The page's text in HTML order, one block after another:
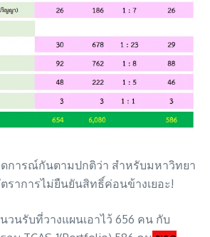
การณ์กันตามปกติว่า สำหรับมหาวิทยา
ราการไม่ยืนยันสิทธิ์ค่อนข้างเยอะ!
นรับที่วางแผนเอาไว้ 656 คน กับ